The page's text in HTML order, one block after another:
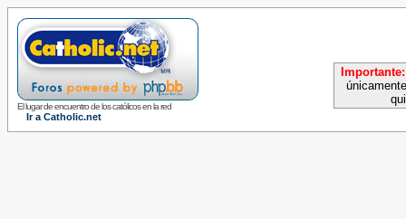
El lugar de encuentro de los católicos en la red
Ir a Catholic.net
Importante: